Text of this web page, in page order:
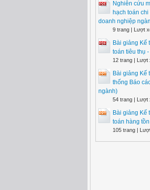
Nghiên cứu
hạch toán
doanh nghiệp
9 trang | Lượt
Bài giảng Kế
toán tiêu thụ
12 trang | Lượt
Bài giảng Kế
thống Báo
ngành)
54 trang | Lượt
Bài giảng Kế
toán hàng
105 trang |